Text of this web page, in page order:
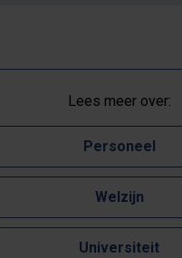
Lees meer over:
Personeel
Welzijn
Universiteit